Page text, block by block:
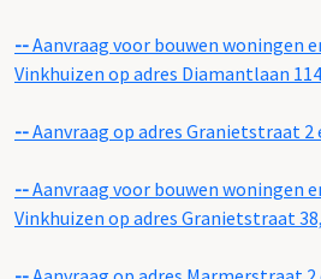
--Aanvraag voor bouwen woningen
Vinkhuizen op adres Diamantlaan
--Aanvraag op adres Granietstraat 2
--Aanvraag voor bouwen woningen
Vinkhuizen op adres Granietstraat